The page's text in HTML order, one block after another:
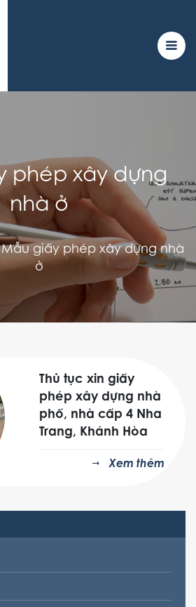
phép xây dựng
nhà ở
Mẫu giấy phép xây dựng nhà
ở
Thủ tục xin giấy
phép xây dựng nhà
phố, nhà cấp 4 Nha
Trang, Khánh Hòa
Xem thêm